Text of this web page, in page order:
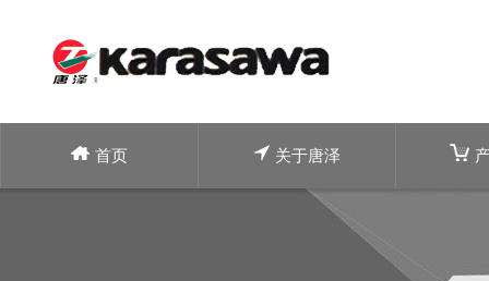
首页 关于唐泽